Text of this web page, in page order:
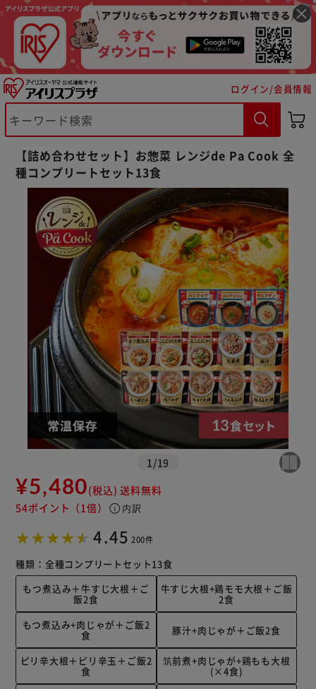
ログイン/会員情報
【詰め合わせセット】お惣菜 レンジde Pa Cook 全
種コンプリートセット13食
1 /19
¥5,480(税込) 送料無料
54ポイント （1倍） info 内訳
4.45 200件
種類： 全種コンプリートセット13食
もつ煮込み＋牛すじ大根＋ご
飯2食
牛すじ大根+鶏モモ大根＋ご飯
2食
もつ煮込み+肉じゃが＋ご飯2
食 豚汁+肉じゃが＋ご飯2食
ピリ辛大根＋ピリ辛玉＋ご飯2
食
筑前煮+肉じゃが+鶏もも大根
(×4食)
※ご確認ください
カートに入れる 購入手続きへ